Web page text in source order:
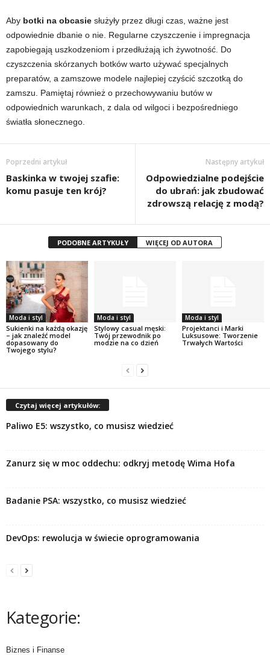
Aby botki na obcasie służyły przez długi czas, ważne jest
odpowiednie dbanie o nie. Regularne czyszczenie i impregnacja
zapobiegają uszkodzeniom i przedłużają ich żywotność. Do
czyszczenia skórzanych botków warto używać specjalnych
preparatów, a zamszowe modele najlepiej czyścić szczotką do
zamszu. Pamiętaj również o przechowywaniu butów w
odpowiednich warunkach, z dala od wilgoci i bezpośredniego
światła słonecznego.
Poprzedni artykuł
Baskinka w twojej szafie:
komu pasuje ten krój?
Następny artykuł
Odpowiedzialne podejście
do ubrań: jak zbudować
zdrowszą relację z modą?
PODOBNE ARTYKUŁY WIĘCEJ OD AUTORA
Moda i styl
Sukienki na każdą okazję
– jak znaleźć model
dopasowany do
Twojego stylu?
Moda i styl
Stylowy casual męski:
Twój przewodnik po
modzie na co dzień
Moda i styl
Projektanci i Marki
Luksusowe: Tworzenie
Trwałych Wartości
Czytaj więcej artykułów:
Paliwo E5: wszystko, co musisz wiedzieć
Zanurz się w moc oddechu: odkryj metodę Wima Hofa
Badanie PSA: wszystko, co musisz wiedzieć
DevOps: rewolucja w świecie oprogramowania
Kategorie:
Biznes i Finanse